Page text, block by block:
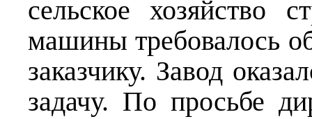
сельское хозяйство
машины требовалось
заказчику. Завод
задачу. По просьбе